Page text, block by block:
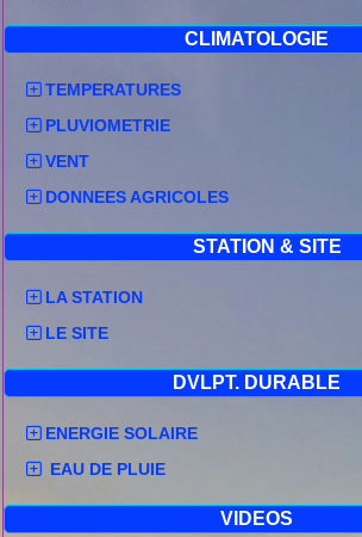
CLIMATOLOGIE
TEMPERATURES
PLUVIOMETRIE
VENT
DONNEES AGRICOLES
STATION & SITE
LA STATION
LE SITE
DVLPT. DURABLE
ENERGIE SOLAIRE
EAU DE PLUIE
VIDEOS
Retrouvez le tableau complet en rubrique
Climatologie/Températures/Décadaires :